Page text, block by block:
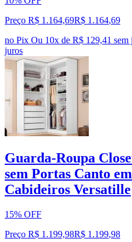
Preço R$ 1.164,69R$ 1.164,69
no Pix Ou 10x de R$ 129,41 sem
juros
Guarda-Roupa
sem Portas Canto
Cabideiros Versatille
15% OFF
Preço R$ 1.199,98R$ 1.199,98